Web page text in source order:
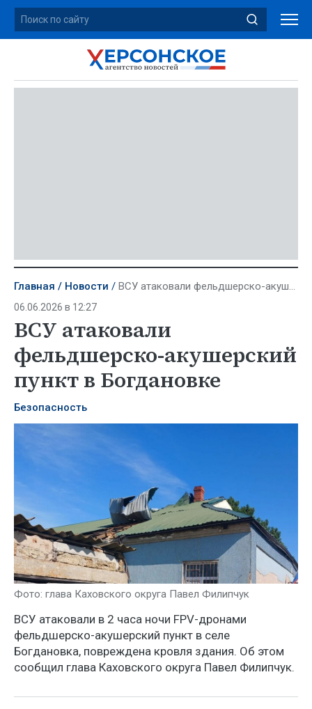
Главная Новости ВСУ атаковали фельдшерско-акушерский пункт в Богдановке
06.06.2026 в 12:27
ВСУ атаковали
фельдшерско-акушерский
пункт в Богдановке
Безопасность
Фото: глава Каховского округа Павел Филипчук
ВСУ атаковали в 2 часа ночи FPV-дронами
фельдшерско-акушерский пункт в селе
Богдановка, повреждена кровля здания. Об этом
сообщил глава Каховского округа Павел Филипчук.